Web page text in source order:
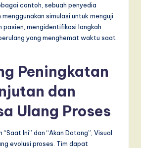
contoh, sebuah penyedia
simulasi untuk menguji
pasien, mengidentifikasi langkah
yang menghemat waktu saat
Peningkatan
dan
Ulang Proses
Ini” dan “Akan Datang”, Visual
evolusi proses. Tim dapat